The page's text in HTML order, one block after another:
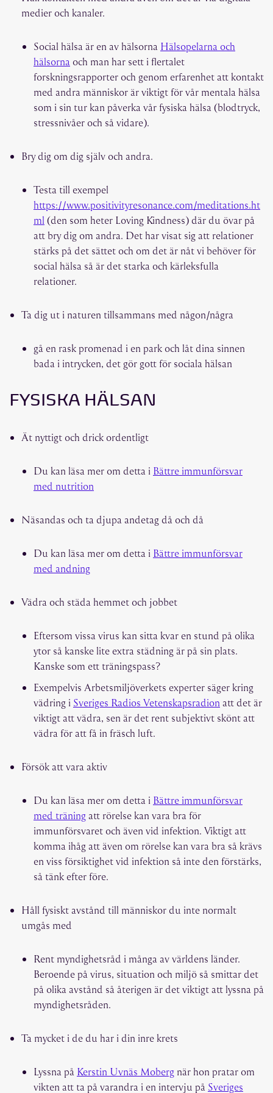
medier och kanaler.
Social hälsa är en av hälsorna Hälsopelarna och
hälsorna och man har sett i flertalet
forskningsrapporter och genom erfarenhet att kontakt
med andra människor är viktigt för vår mentala hälsa
som i sin tur kan påverka vår fysiska hälsa (blodtryck,
stressnivåer och så vidare).
Bry dig om dig själv och andra.
Testa till exempel
https://www.positivityresonance.com/meditations.ht
ml (den som heter Loving Kindness) där du övar på
att bry dig om andra. Det har visat sig att relationer
stärks på det sättet och om det är nåt vi behöver för
social hälsa så är det starka och kärleksfulla
relationer.
Ta dig ut i naturen tillsammans med någon/några
gå en rask promenad i en park och låt dina sinnen
bada i intrycken, det gör gott för sociala hälsan
FYSISKA HÄLSAN
Ät nyttigt och drick ordentligt
Du kan läsa mer om detta i Bättre immunförsvar
med nutrition
Näsandas och ta djupa andetag då och då
Du kan läsa mer om detta i Bättre immunförsvar
med andning
Vädra och städa hemmet och jobbet
Eftersom vissa virus kan sitta kvar en stund på olika
ytor så kanske lite extra städning är på sin plats.
Kanske som ett träningspass?
Exempelvis Arbetsmiljöverkets experter säger kring
vädring i Sveriges Radios Vetenskapsradion att det är
viktigt att vädra, sen är det rent subjektivt skönt att
vädra för att få in fräsch luft.
Försök att vara aktiv
Du kan läsa mer om detta i Bättre immunförsvar
med träningatt rörelse kan vara bra för
immunförsvaret och även vid infektion. Viktigt att
komma ihåg att även om rörelse kan vara bra så krävs
en viss försiktighet vid infektion så inte den förstärks,
så tänk efter före.
Håll fysiskt avstånd till människor du inte normalt
umgås med
Rent myndighetsråd i många av världens länder.
Beroende på virus, situation och miljö så smittar det
på olika avstånd så återigen är det viktigt att lyssna på
myndighetsråden.
Ta mycket i de du har i din inre krets
Lyssna på Kerstin Uvnäs Moberg när hon pratar om
vikten att ta på varandra i en intervju på Sveriges